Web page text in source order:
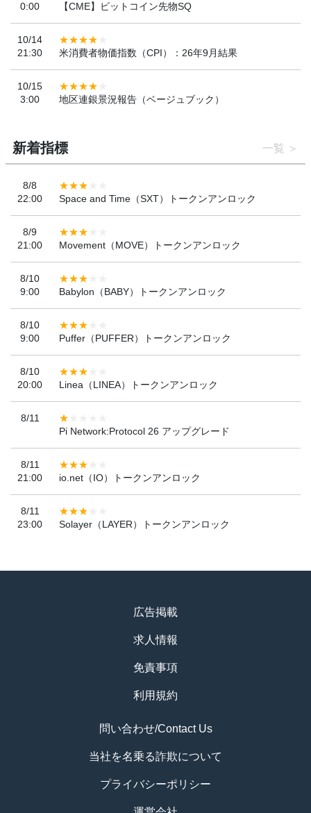
0:00
【CME】ビットコイン先物SQ
10/14
21:30
米消費者物価指数（CPI）：26年9月結果
10/15
3:00
地区連銀景況報告（ベージュブック）
新着指標 一覧
8/8
22:00
Space and Time（SXT）トークンアンロック
8/9
21:00
Movement（MOVE）トークンアンロック
8/10
9:00
Babylon（BABY）トークンアンロック
8/10
9:00
Puffer（PUFFER）トークンアンロック
8/10
20:00
Linea（LINEA）トークンアンロック
8/11
Pi Network:Protocol 26 アップグレード
8/11
21:00
io.net（IO）トークンアンロック
8/11
23:00
Solayer（LAYER）トークンアンロック
広告掲載
求人情報
免責事項
利用規約
問い合わせ/Contact Us
当社を名乗る詐欺について
プライバシーポリシー